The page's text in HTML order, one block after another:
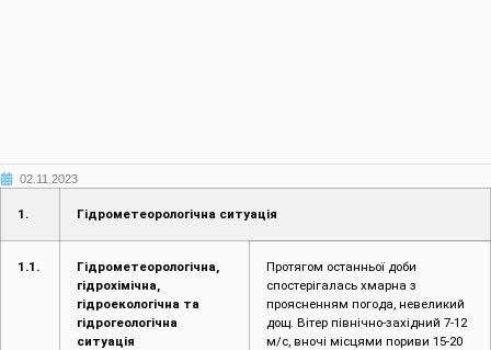
02.11.2023
1. Гідрометеорологічна ситуація
1.1.
Гідрометеорологічна,
гідрохімічна,
гідроекологічна та
гідрогеологічна
ситуація
Протягом останньої доби
спостерігалась хмарна з
проясненням погода, невеликий
дощ. Вітер північно-західний 7-12
м/с, вночі місцями пориви 15-20